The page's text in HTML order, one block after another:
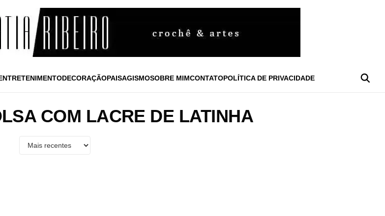
DECORAÇÃOPAISAGISMOSOBRE MIMCONTATOPOLÍTICA DE PRIVACIDADE
COM LACRE DE LATINHA